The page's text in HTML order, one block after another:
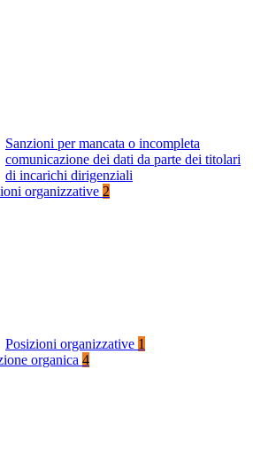
Sanzioni per mancata o incompleta
comunicazione dei dati da parte dei titolari
di incarichi dirigenziali
organizzative 2
Posizioni organizzative 1
organica 4